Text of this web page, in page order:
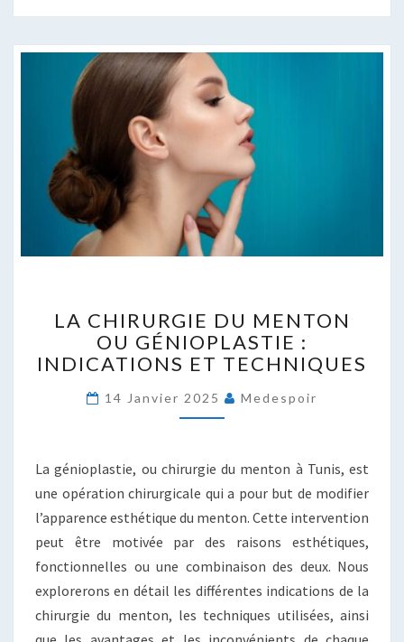
CHIRURGIE
DU
MENTON
GÉNIOPLASTIE
:
ET
TECHNIQUES
LA CHIRURGIE DU MENTON
OU GÉNIOPLASTIE :
INDICATIONS ET TECHNIQUES
14 Janvier 2025 Medespoir
La génioplastie, ou chirurgie du menton à Tunis, est
une opération chirurgicale qui a pour but de modifier
l’apparence esthétique du menton. Cette intervention
peut être motivée par des raisons esthétiques,
fonctionnelles ou une combinaison des deux. Nous
explorerons en détail les différentes indications de la
chirurgie du menton, les techniques utilisées, ainsi